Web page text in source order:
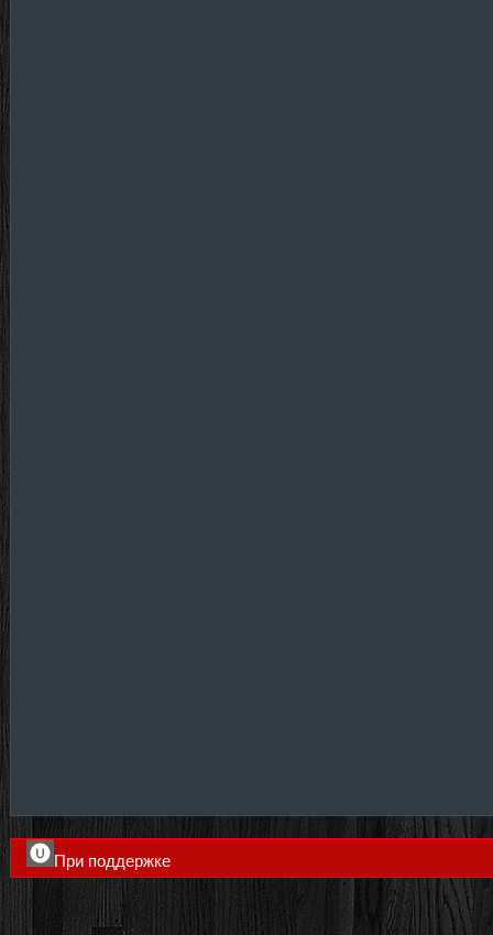
При поддержке